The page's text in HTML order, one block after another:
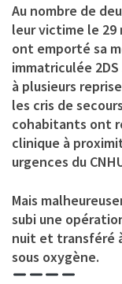
Au nombre de
leur victime le 29
ont emporté sa
immatriculée
à plusieurs
les cris de
cohabitants ont
clinique à
urgences du
Mais
subi une
nuit et transféré
sous oxygène.